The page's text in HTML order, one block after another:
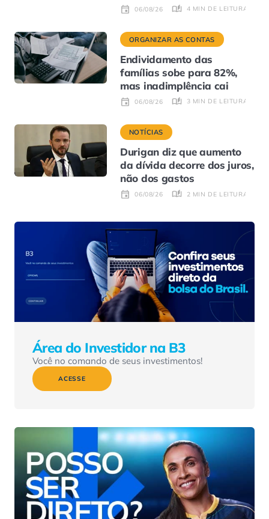
06/08/26 4 MIN DE LEITURA
ORGANIZAR AS CONTAS
Endividamento das
famílias sobe para 82%,
mas inadimplência cai
06/08/26 3 MIN DE LEITURA
NOTÍCIAS
Durigan diz que aumento
da dívida decorre dos juros,
não dos gastos
06/08/26 2 MIN DE LEITURA
Área do Investidor na B3
Você no comando de seus investimentos!
ACESSE